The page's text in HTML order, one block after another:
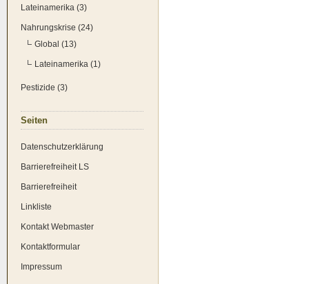
Lateinamerika (3)
Nahrungskrise (24)
Global (13)
Lateinamerika (1)
Pestizide (3)
Sei­ten
Daten­schutz­er­klä­rung
Bar­rie­re­frei­heit LS
Bar­rie­re­frei­heit
Link­lis­te
Kon­takt Web­mas­ter
Kon­takt­for­mu­lar
Impres­sum